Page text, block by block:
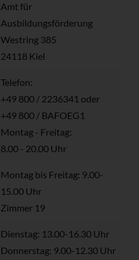
Amt für
Ausbildungsförderung
Westring 385
24118 Kiel
Telefon:
+49 800 / 2236341 oder
+49 800 / BAFOEG1
Montag - Freitag:
8.00 - 20.00 Uhr
Montag bis Freitag: 9.00-
15.00 Uhr
Zimmer 19
Dienstag: 13.00-16.30 Uhr
Donnerstag: 9.00-12.30 Uhr